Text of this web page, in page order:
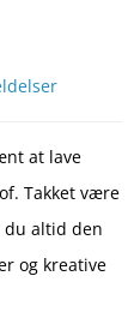
at lave
Takket være
du altid den
og kreative